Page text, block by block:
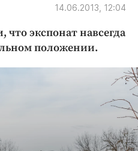
14.06.2013, 12:04
экспонат навсегда
положении.